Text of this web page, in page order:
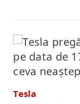
Tesla